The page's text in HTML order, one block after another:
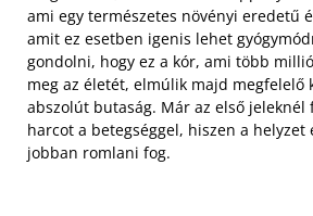
ami egy természetes növényi eredetű
amit ez esetben igenis lehet
gondolni, hogy ez a kór, ami több
meg az életét, elmúlik majd megfelelő
abszolút butaság. Már az első jeleknél
harcot a betegséggel, hiszen a helyzet
jobban romlani fog.